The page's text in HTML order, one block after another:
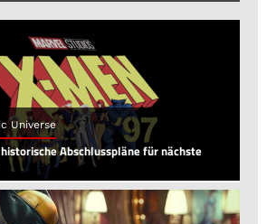
Universe
Abschlusspläne für nächste